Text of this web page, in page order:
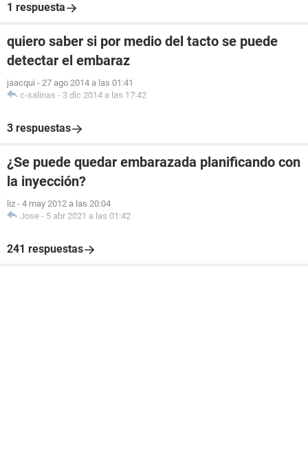
1 respuesta
quiero saber si por medio del tacto se puede
detectar el embaraz
jaacqui - 27 ago 2014 a las 01:41
c-salinas - 3 dic 2014 a las 17:42
3 respuestas
¿Se puede quedar embarazada planificando con
la inyección?
liz - 4 may 2012 a las 20:04
Jose - 5 abr 2021 a las 01:42
241 respuestas